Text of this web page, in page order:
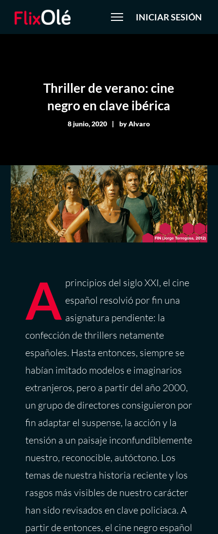
INICIAR SESIÓN
Thriller de verano: cine
negro en clave ibérica
8 junio, 2020 byAlvaro
A principios del siglo XXI, el cine
español resolvió por fin una
asignatura pendiente: la
confección de thrillers netamente
españoles. Hasta entonces, siempre se
habían imitado modelos e imaginarios
extranjeros, pero a partir del año 2000,
un grupo de directores consiguieron por
fin adaptar el suspense, la acción y la
tensión a un paisaje inconfundiblemente
nuestro, reconocible, autóctono. Los
temas de nuestra historia reciente y los
rasgos más visibles de nuestro carácter
han sido revisados en clave policiaca. A
partir de entonces, el cine negro español